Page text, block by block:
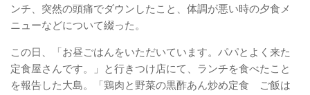
ンチ、突然の頭痛でダウンしたこと、体調が悪い時の夕食メ
ニューなどについて綴った。
この日、「お昼ごはんをいただいています。パパとよく来た
定食屋さんです。」と行きつけ店にて、ランチを食べたこと
を報告した大島。「鶏肉と野菜の黒酢あん炒め定食 ご飯は